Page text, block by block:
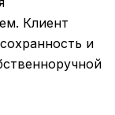
Клиент
и